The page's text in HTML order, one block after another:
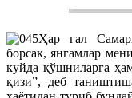
Ҳар гал
борсак, янгамлар
куйда қўшниларга
қизи”, деб